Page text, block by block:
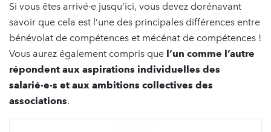
Si vous êtes arrivé·e jusqu’ici, vous devez dorénavant
savoir que cela est l’une des principales différences entre
bénévolat de compétences et mécénat de compétences !
Vous aurez également compris que l’un comme l’autre
répondent aux aspirations individuelles des
salarié·e·s et aux ambitions collectives des
associations.